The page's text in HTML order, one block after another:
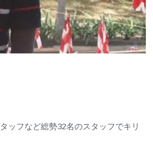
ッフなど総勢32名のスタッフでキリ